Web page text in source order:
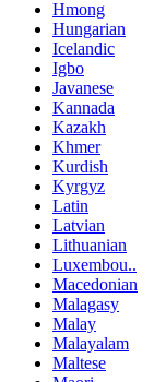
Hmong
Hungarian
Icelandic
Igbo
Javanese
Kannada
Kazakh
Khmer
Kurdish
Kyrgyz
Latin
Latvian
Lithuanian
Luxembou..
Macedonian
Malagasy
Malay
Malayalam
Maltese